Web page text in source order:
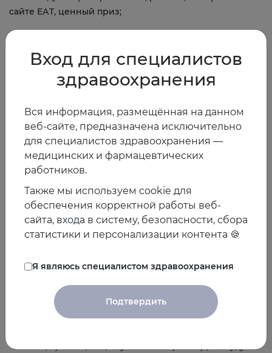
сайте ЕАТ, ценный приз;
5. Эндокринные заболевания: соавторство с
Александром Григорьевичем, размещение работы на
сайте ЕАТ, ценный приз.
дополнительно будет организована поездка и
предоставлена возможность представить свою работу
в форме устного доклада в рамках очередной
конференции ЕАТ.
Материалы необходимо присылать на электронный
адрес Contest@euat.ru с указанием темы письма:
"Конкурс Молодых ученых"
Работы принимаются до 15 сентября 2019 г.
КОНКУРС СТЕНДОВЫХ ДОКЛАДОВ
Требования к стендовым докладам:
1. Размер плаката не должен превышать 900*900
*Работы, превыщающие указанный размер, не будут
Вход для специалистов
здравоохранения
Вся информация, размещённая на данном
веб-сайте, предназначена исключительно
для специалистов здравоохранения —
медицинских и фармацевтических
работников.
Также мы используем cookie для
обеспечения корректной работы веб-
сайта, входа в систему, безопасности, сбора
статистики и персонализации контента 🍪
Я являюсь специалистом здравоохранения
Подтвердить